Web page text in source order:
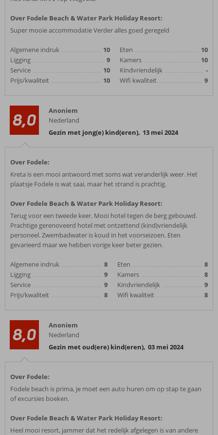
Over Fodele Beach & Water Park Holiday Resort:
Super mooie accommodatie Verder alles goed geregeld
Algemene indruk
10
Ligging
9
Service
10
Prijs/kwaliteit
10
Eten
10
Kamers
10
Kindvriendelijk
-
Wifi kwaliteit
9
8,0
Anoniem
Nederland
Gezin met jong(e) kind(eren), 13 mei 2024
Over Fodele:
Kreta is een mooi antwoord met soms wat veranderlijk weer. Het
plaatsje Fodele is wat saai, maar het strand is prachtig.
Over Fodele Beach & Water Park Holiday Resort:
Terug voor een tweede keer. Mooi hotel tegen de berg gebouwd.
Prachtige gerenoveerd hotel met ontzettend (kind)vriendelijk
personeel. Zwembadwater is koud in het voorseizoen. Eten
gevarieerd maar we hebben vorige keer beter gezien.
Algemene indruk
8
Ligging
9
Service
9
Prijs/kwaliteit
8
Eten
8
Kamers
8
Kindvriendelijk
9
Wifi kwaliteit
8
8,0
Anoniem
Nederland
Gezin met oud(ere) kind(eren), 03 mei 2024
Over Fodele:
Fodele beach is prima, je moet een auto huren om op stap te gaan
of excursies boeken.
Over Fodele Beach & Water Park Holiday Resort:
Heel mooi resort, jammer dat het redelijk afgelegen is van andere